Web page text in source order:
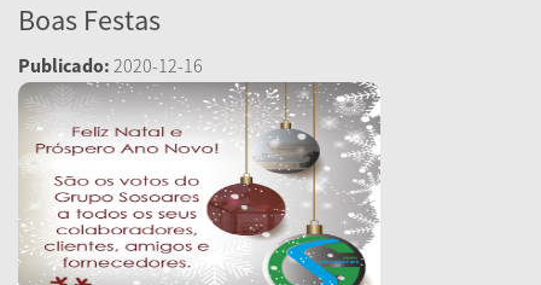
Boas Festas
Publicado: 2020-12-16